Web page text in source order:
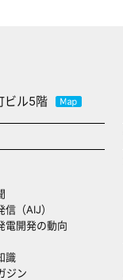
ビル5階
（AIJ）
電開発の動向
識
ジン